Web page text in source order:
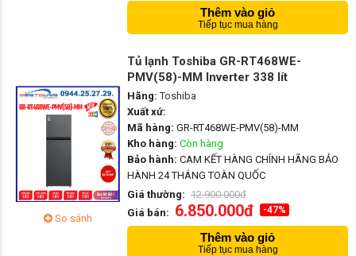
Thêm vào giỏ
Tiếp tục mua hàng
So sánh
Tủ lạnh Toshiba GR-RT468WE-
PMV(58)-MM Inverter 338 lít
Hãng: Toshiba
Xuất xứ:
Mã hàng: GR-RT468WE-PMV(58)-MM
Kho hàng: Còn hàng
Bảo hành: CAM KẾT HÀNG CHÍNH HÃNG BẢO
HÀNH 24 THÁNG TOÀN QUỐC
Giá thường: 12.900.000đ
Giá bán: 6.850.000đ -47%
Thêm vào giỏ
Tiếp tục mua hàng